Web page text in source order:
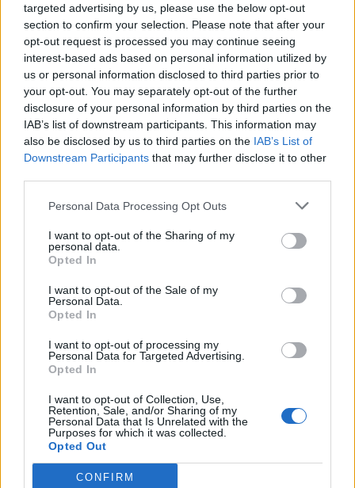
targeted advertising by us, please use the below opt-out
section to confirm your selection. Please note that after your
opt-out request is processed you may continue seeing
interest-based ads based on personal information utilized by
us or personal information disclosed to third parties prior to
your opt-out. You may separately opt-out of the further
disclosure of your personal information by third parties on the
IAB’s list of downstream participants. This information may
also be disclosed by us to third parties on the IAB’s List of
Downstream Participants that may further disclose it to other
Personal Data Processing Opt Outs
I want to opt-out of the Sharing of my
personal data.
Opted In
I want to opt-out of the Sale of my
Personal Data.
Opted In
I want to opt-out of processing my
Personal Data for Targeted Advertising.
Opted In
I want to opt-out of Collection, Use,
Retention, Sale, and/or Sharing of my
Personal Data that Is Unrelated with the
Purposes for which it was collected.
Opted Out
CONFIRM
segue dalla prima di FRANCESCO
DAMATO Berlusconi, dal canto
suo, si rivela l'opposto di quel
succube di Bossi e, più in
generale, della Lega
rappresentato con particolare
insistenza e acrimonia dai suoi
ex alleati di centro e di destra
Pier F
PRESSIONE Anche se i progressi
dal punto di vista psicologico
punto di forza ...
25/01/2006
film tratto dal musical più
rappresentato della storia
11/12/2004